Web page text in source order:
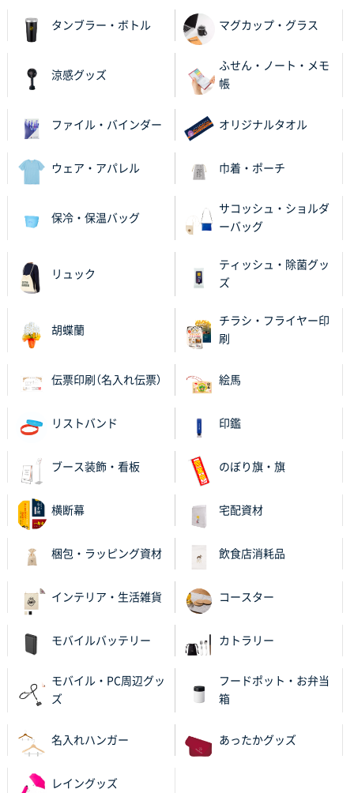
スタンダードメモ100P
100枚
ECOワンポイントポリ袋 A4サイズ（白） 1000枚
300枚
2025年11月27日 10:45
ビオトープデスクメモ100P100枚
前回同様、安心できるから
uni ジェットストリーム 05
300枚
何度か注文していて、満足していたから
神奈川県のお客様
のし文言が変更できたのと価格。
千葉県M社様
2025年11月06日 14:57
営業ご担当者さまより、ご丁寧なサポートをいただ
進められました。
大阪府V社様
タンブラー・ボトル マグカップ・グラス
涼感グッズ
ふせん・ノート・メモ
帳
ファイル・バインダー オリジナルタオル
ウェア・アパレル 巾着・ポーチ
保冷・保温バッグ
サコッシュ・ショルダ
ーバッグ
リュック
ティッシュ・除菌グッ
ズ
胡蝶蘭
チラシ・フライヤー印
刷
伝票印刷（名入れ伝票） 絵馬
リストバンド 印鑑
ブース装飾・看板 のぼり旗・旗
横断幕 宅配資材
梱包・ラッピング資材 飲食店消耗品
インテリア・生活雑貨 コースター
モバイルバッテリー カトラリー
モバイル・PC周辺グッ
ズ
フードポット・お弁当
箱
名入れハンガー あったかグッズ
レイングッズ